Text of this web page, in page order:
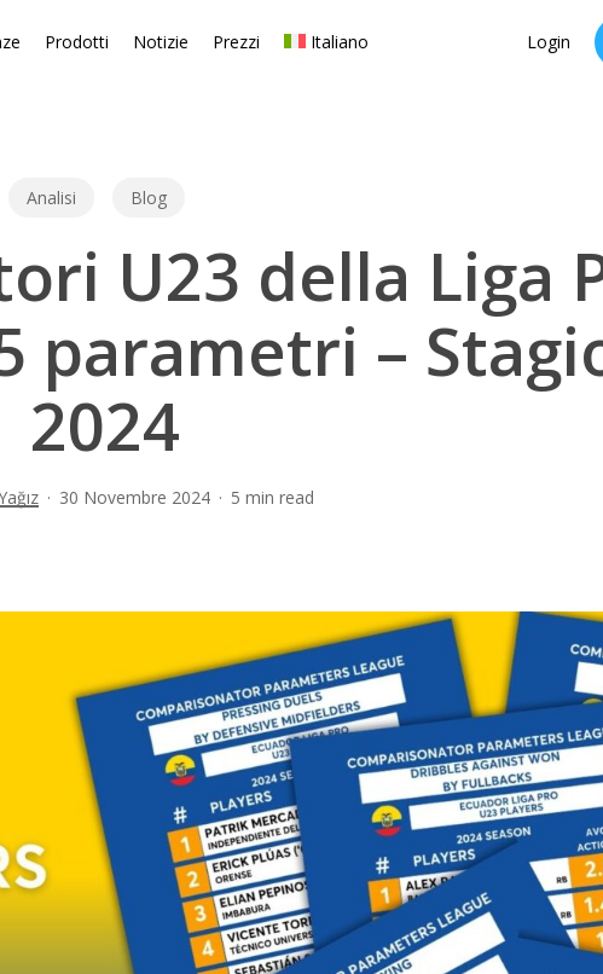
Prodotti Notizie Prezzi Italiano Login
Analisi Blog
U23 della Liga
parametri –
2024
30 Novembre 2024 5 min read